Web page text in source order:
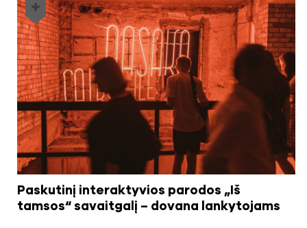
Paskutinį interaktyvios parodos „Iš
tamsos“ savaitgalį – dovana lankytojams